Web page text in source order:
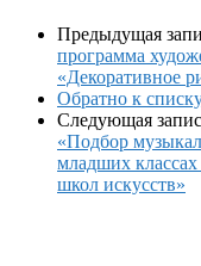
Предыдущая
программа
«Декоративное
Обратно к
Следующая
«Подбор
младших классах
школ искусств»